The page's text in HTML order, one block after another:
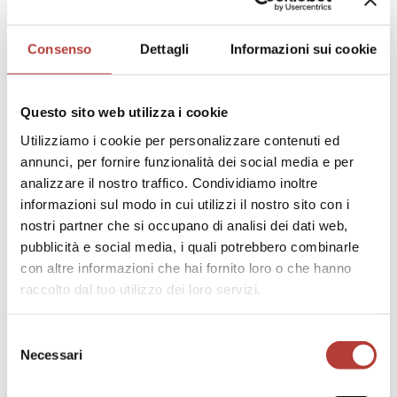
Consenso Dettagli Informazioni sui cookie
Questo sito web utilizza i cookie
Utilizziamo i cookie per personalizzare contenuti ed
annunci, per fornire funzionalità dei social media e per
analizzare il nostro traffico. Condividiamo inoltre
informazioni sul modo in cui utilizzi il nostro sito con i
nostri partner che si occupano di analisi dei dati web,
pubblicità e social media, i quali potrebbero combinarle
con altre informazioni che hai fornito loro o che hanno
raccolto dal tuo utilizzo dei loro servizi.
delNecessari
Sessanta dal movimento di Psichiatria
democratica. Le immagini fotografiche non
avevano più una funzione scientifico-
piuttosto uno strumento di svelamento e di
denuncia, erano destinate a un pubblico non
specialistico e per la prima volta mettevano
in relazione i luoghi istituzionali con i corpi
che contenevano.
Sono gli anni in cui il fotogiornalismo si
arricchiva di fotoinchieste e, in particolare, il
fotoreportage umanitario, sviluppatosi negli
anni Sessanta, vedeva l’uscita del primo libro
Luciano D’Alessandro nel 1969 (D’Alessandro
1969). Realizzato all’Ospedale psichiatrico